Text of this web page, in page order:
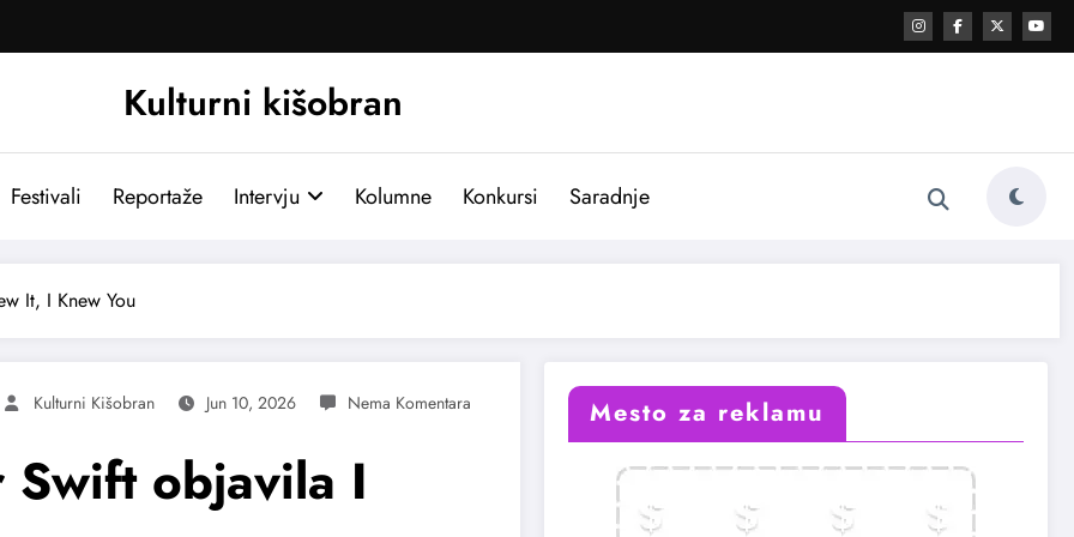
Kulturni kišobran
Festivali Reportaže Intervju Kolumne Konkursi Saradnje
It, I Knew You
Kulturni Kišobran Jun 10, 2026
Swift objavila I
Mesto za reklamu